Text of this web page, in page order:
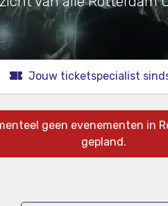
Jouw ticketspecialist
geen evenementen in
gepland.